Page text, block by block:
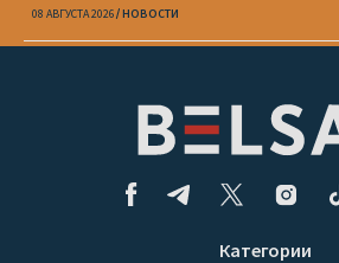
паспорт
08 АВГУСТА 2026 НОВОСТИ
Категории